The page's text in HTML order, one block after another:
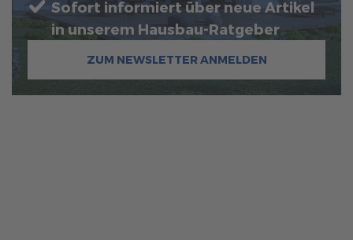
Sofort informiert über neue Artikel
in unserem Hausbau-Ratgeber
ZUM NEWSLETTER ANMELDEN